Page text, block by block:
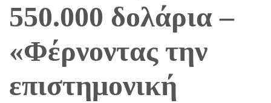
550.000 δολάρια –
«Φέρνοντας την
επιστημονική